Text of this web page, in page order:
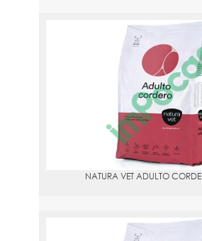
NATURA VET ADULTO CORDERO 10 KG.
NATURA VET ADULTO